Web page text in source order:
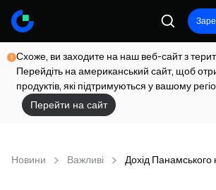
Схоже, ви заходите на наш веб-сайт з
Перейдіть на американський сайт, щоб
продуктів, які підтримуються у вашому
Перейти на сайт
Новини Важливі Дохід Панамського